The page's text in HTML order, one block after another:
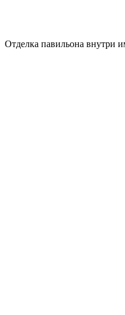
Отделка павильона внутри